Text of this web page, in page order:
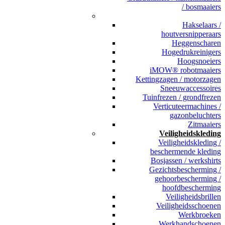
/ bosmaaiers
Hakselaars /
houtversnipperaars
Heggenscharen
Hogedrukreinigers
Hoogsnoeiers
iMOW® robotmaaiers
Kettingzagen / motorzagen
Sneeuwaccessoires
Tuinfrezen / grondfrezen
Verticuteermachines /
gazonbeluchters
Zitmaaiers
Veiligheidskleding
Veiligheidskleding /
beschermende kleding
Bosjassen / werkshirts
Gezichtsbescherming /
gehoorbescherming /
hoofdbescherming
Veiligheidsbrillen
Veiligheidsschoenen
Werkbroeken